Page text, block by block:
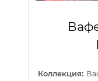
Коллекция: